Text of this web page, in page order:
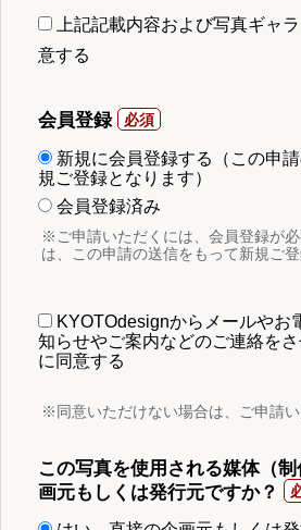
上記記載内容および写真ギャ
意する
会員登録
新規に会員登録する（この申
規ご登録となります）
会員登録済み
※ご申請いただくには、会員登録が
は、この申請の送信をもって新規ご登
KYOTOdesignからメールやお
知らせやご案内などのご連絡を
に同意する
※同意いただけない場合は、ご申請い
この写真を使用される媒体（
画元もしくは発行元ですか？